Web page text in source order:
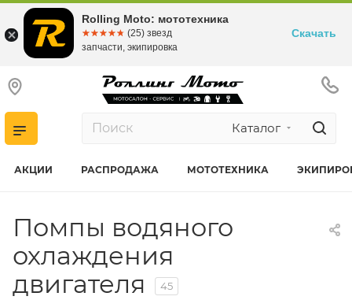
Каталог
АКЦИИ РАСПРОДАЖА МОТОТЕХНИКА
Помпы водяного
охлаждения
двигателя
45
Rolling Moto: мототехника
☆☆☆☆☆
★★★★★ (25) звезд
запчасти, экипировка
Скачать